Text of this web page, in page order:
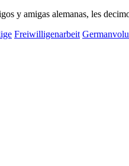
y amigas alemanas, les
Freiwilligenarbeit